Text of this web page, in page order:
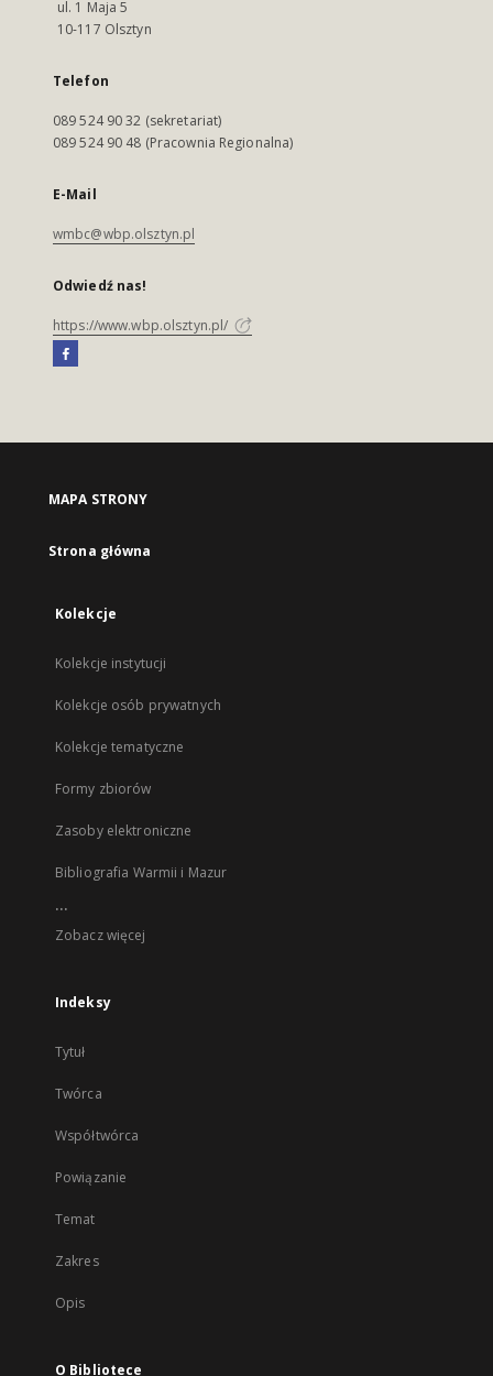
ul. 1 Maja 5
10-117 Olsztyn
Telefon
089 524 90 32 (sekretariat)
089 524 90 48 (Pracownia Regionalna)
E-Mail
wmbc@wbp.olsztyn.pl
Odwiedź nas!
https://www.wbp.olsztyn.pl/
MAPA STRONY
Strona główna
Kolekcje
Kolekcje instytucji
Kolekcje osób prywatnych
Kolekcje tematyczne
Formy zbiorów
Zasoby elektroniczne
Bibliografia Warmii i Mazur
...
Zobacz więcej
Indeksy
Tytuł
Twórca
Współtwórca
Powiązanie
Temat
Zakres
Opis
O Bibliotece